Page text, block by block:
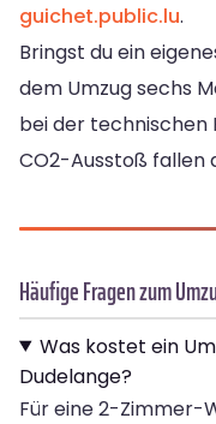
guichet.public.lu.
Bringst du ein
dem Umzug sechs
bei der technischen
CO2-Ausstoß fallen
Häufige Fragen zum
Was kostet ein
Dudelange?
Für eine 2-Zimmer-